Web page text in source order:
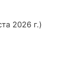
2026 г.)